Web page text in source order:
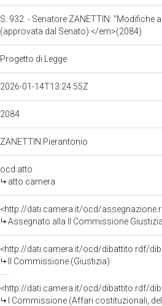
S. 932. - Senatore ZANETTIN: "Modifiche
(approvata dal Senato) </em>(2084)
Progetto di Legge
2026-01-14T13:24:55Z
2084
ZANETTIN Pierantonio
ocd:atto
atto camera
<http://dati.camera.it/ocd/
Assegnato alla II Commissione
<http://dati.camera.it/ocd/dibattito.rdf/
II Commissione (Giustizia)
<http://dati.camera.it/ocd/dibattito.rdf/
I Commissione (Affari costituzionali,